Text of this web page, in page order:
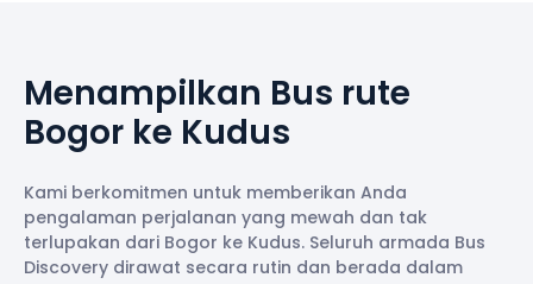
Menampilkan Bus rute
Bogor ke Kudus
Kami berkomitmen untuk memberikan Anda
pengalaman perjalanan yang mewah dan tak
terlupakan dari Bogor ke Kudus. Seluruh armada Bus
Discovery dirawat secara rutin dan berada dalam